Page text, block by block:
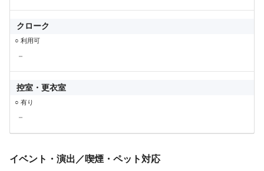
クローク
○ 利用可
－
控室・更衣室
○ 有り
－
イベント・演出／喫煙・ペット対応